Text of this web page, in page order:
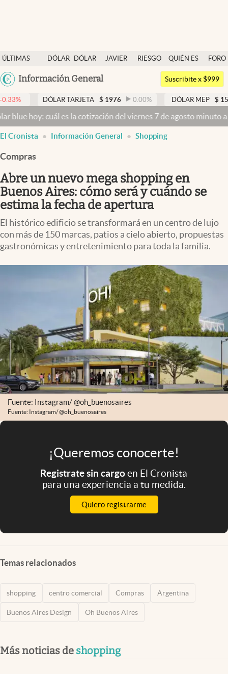
ÚLTIMAS
NOTICIAS
DÓLAR
DÓLAR
JAVIER
RIESGO
QUIÉN ES
QUIÉN
FORO
Argentina
México
Información General
Dólar
Members
Economía y Política
Finanzas y Mercados
Mercados Online
Negocios
Columnistas
Otras secciones
Infotechnology
El Cronista Studio
Mediakit
abre en nueva pestaña
Argentina
Suscribite x $999
DÓLAR TARJETA $ 1976 0.00% DÓLAR MEP $ 1525,06
es la cotización del viernes 7 de agosto minuto a minuto
El Cronista Información General Shopping
Compras
Abre un nuevo mega shopping en
Buenos Aires: cómo será y cuándo se
estima la fecha de apertura
El histórico edificio se transformará en un centro de lujo
con más de 150 marcas, patios a cielo abierto, propuestas
gastronómicas y entretenimiento para toda la familia.
Fuente: Instagram/ @oh_buenosaires
Fuente: Instagram/ @oh_buenosaires
¡Queremos conocerte!
Registrate sin cargoen El Cronista
para una experiencia a tu medida.
Quiero registrarme
Temas relacionados
shopping centro comercial Compras Argentina
Buenos Aires Design Oh Buenos Aires
Más noticias de shopping